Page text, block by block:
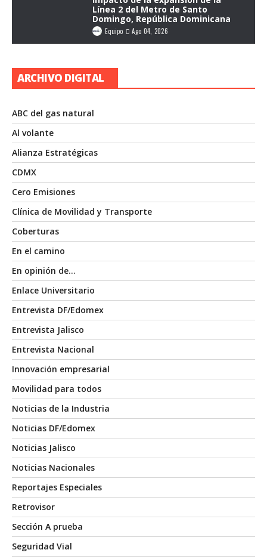
Línea 2 del Metro de Santo
Domingo, República Dominicana
Equipo Ago 04, 2026
ARCHIVO DIGITAL
ABC del gas natural
Al volante
Alianza Estratégicas
CDMX
Cero Emisiones
Clínica de Movilidad y Transporte
Coberturas
En el camino
En opinión de…
Enlace Universitario
Entrevista DF/Edomex
Entrevista Jalisco
Entrevista Nacional
Innovación empresarial
Movilidad para todos
Noticias de la Industria
Noticias DF/Edomex
Noticias Jalisco
Noticias Nacionales
Reportajes Especiales
Retrovisor
Sección A prueba
Seguridad Vial